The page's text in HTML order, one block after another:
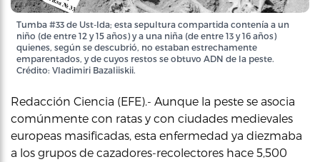
Tumba #33 de Ust-Ida; esta sepultura compartida contenía a un
niño (de entre 12 y 15 años) y a una niña (de entre 13 y 16 años)
quienes, según se descubrió, no estaban estrechamente
emparentados, y de cuyos restos se obtuvo ADN de la peste.
Crédito: Vladimiri Bazaliiskii.
Redacción Ciencia (EFE).- Aunque la peste se asocia
comúnmente con ratas y con ciudades medievales
europeas masificadas, esta enfermedad ya diezmaba
a los grupos de cazadores-recolectores hace 5,500